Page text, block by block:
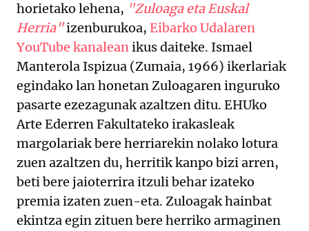
horietako lehena, "Zuloaga eta Euskal
Herria"izenburukoa, Eibarko Udalaren
YouTube kanaleanikus daiteke. Ismael
Manterola Ispizua (Zumaia, 1966) ikerlariak
egindako lan honetan Zuloagaren inguruko
pasarte ezezagunak azaltzen ditu. EHUko
Arte Ederren Fakultateko irakasleak
margolariak bere herriarekin nolako lotura
zuen azaltzen du, herritik kanpo bizi arren,
beti bere jaioterrira itzuli behar izateko
premia izaten zuen-eta. Zuloagak hainbat
ekintza egin zituen bere herriko armaginen